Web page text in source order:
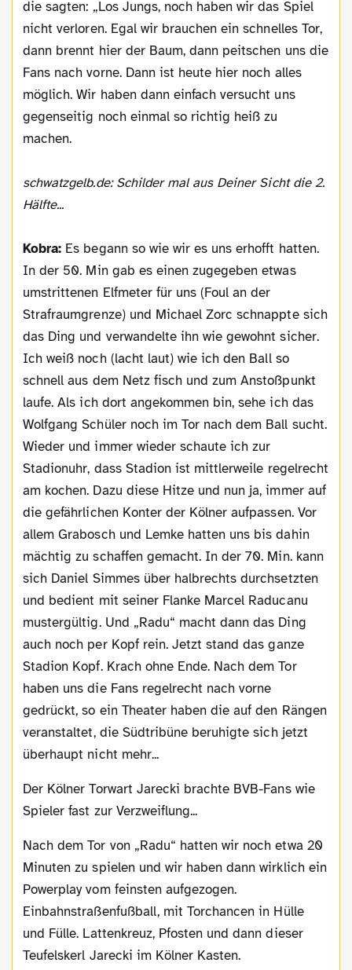
die sagten: „Los Jungs, noch haben wir das Spiel
nicht verloren. Egal wir brauchen ein schnelles Tor,
dann brennt hier der Baum, dann peitschen uns die
Fans nach vorne. Dann ist heute hier noch alles
möglich. Wir haben dann einfach versucht uns
gegenseitig noch einmal so richtig heiß zu
machen.
schwatzgelb.de: Schilder mal aus Deiner Sicht die 2.
Hälfte...
Kobra: Es begann so wie wir es uns erhofft hatten.
In der 50. Min gab es einen zugegeben etwas
umstrittenen Elfmeter für uns (Foul an der
Strafraumgrenze) und Michael Zorc schnappte sich
das Ding und verwandelte ihn wie gewohnt sicher.
Ich weiß noch (lacht laut) wie ich den Ball so
schnell aus dem Netz fisch und zum Anstoßpunkt
laufe. Als ich dort angekommen bin, sehe ich das
Wolfgang Schüler noch im Tor nach dem Ball sucht.
Wieder und immer wieder schaute ich zur
Stadionuhr, dass Stadion ist mittlerweile regelrecht
am kochen. Dazu diese Hitze und nun ja, immer auf
die gefährlichen Konter der Kölner aufpassen. Vor
allem Grabosch und Lemke hatten uns bis dahin
mächtig zu schaffen gemacht. In der 70. Min. kann
sich Daniel Simmes über halbrechts durchsetzten
und bedient mit seiner Flanke Marcel Raducanu
mustergültig. Und „Radu“ macht dann das Ding
auch noch per Kopf rein. Jetzt stand das ganze
Stadion Kopf. Krach ohne Ende. Nach dem Tor
haben uns die Fans regelrecht nach vorne
gedrückt, so ein Theater haben die auf den Rängen
veranstaltet, die Südtribüne beruhigte sich jetzt
überhaupt nicht mehr...
Der Kölner Torwart Jarecki brachte BVB-Fans wie
Spieler fast zur Verzweiflung...
Nach dem Tor von „Radu“ hatten wir noch etwa 20
Minuten zu spielen und wir haben dann wirklich ein
Powerplay vom feinsten aufgezogen.
Einbahnstraßenfußball, mit Torchancen in Hülle
und Fülle. Lattenkreuz, Pfosten und dann dieser
Teufelskerl Jarecki im Kölner Kasten.